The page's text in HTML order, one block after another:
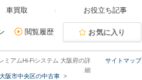
車買取 お役立ち記事
閲覧履歴 お気に入り
サイトマップ
ミアムHi-Fiシステム 大阪府の詳
細
阪市中央区の中古車